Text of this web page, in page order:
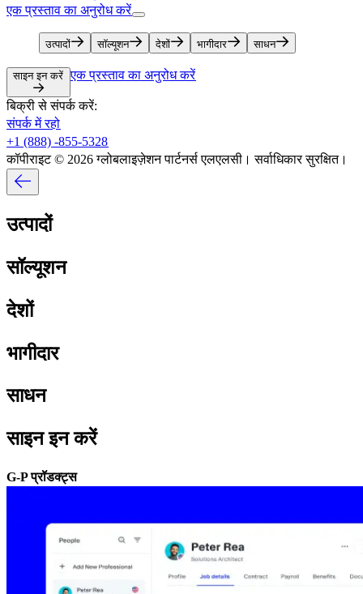
एक प्रस्ताव का अनुरोध करें​​
उत्पादों​​ सॉल्यूशन​​ देशों​​ भागीदार​​ साधन​​
साइन इन करें​​ एक प्रस्ताव का अनुरोध करें​​
बिक्री से संपर्क करें:​​
संपर्क में रहो​​
+1 (888) -855-5328​​
कॉपीराइट © 2026 ग्लोबलाइज़ेशन पार्टनर्स एलएलसी। सर्वाधिकार सुरक्षित।​​
उत्पादों​​
सॉल्यूशन​​
देशों​​
भागीदार​​
साधन​​
साइन इन करें​​
G-P प्रॉडक्ट्स​​